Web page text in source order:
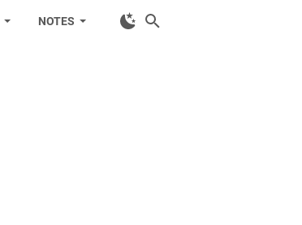
NOTES